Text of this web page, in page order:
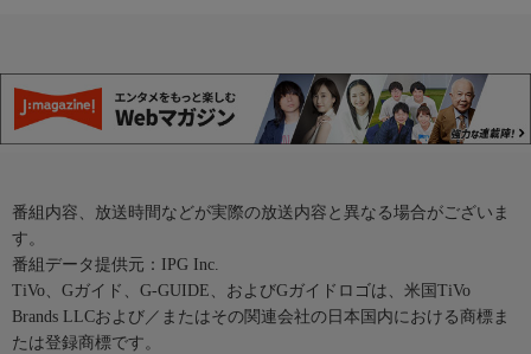
番組内容、放送時間などが実際の放送内容と異なる場合がございま
す。
番組データ提供元：IPG Inc.
TiVo、Gガイド、G-GUIDE、およびGガイドロゴは、米国TiVo
Brands LLCおよび／またはその関連会社の日本国内における商標ま
たは登録商標です。